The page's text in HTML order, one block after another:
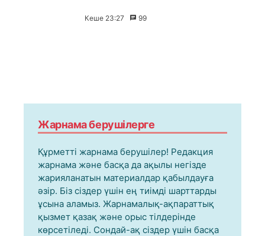
Кеше 23:27 99
Жарнама берушілерге
Құрметті жарнама берушілер! Редакция
жарнама және басқа да ақылы негізде
жарияланатын материалдар қабылдауға
әзір. Біз сіздер үшін ең тиімді шарттарды
ұсына аламыз. Жарнамалық-ақпараттық
қызмет қазақ және орыс тілдерінде
көрсетіледі. Сондай-ақ сіздер үшін басқа